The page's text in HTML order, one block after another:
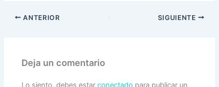
ANTERIOR SIGUIENTE
Deja un comentario
Lo siento, debes estarconectado para publicar un